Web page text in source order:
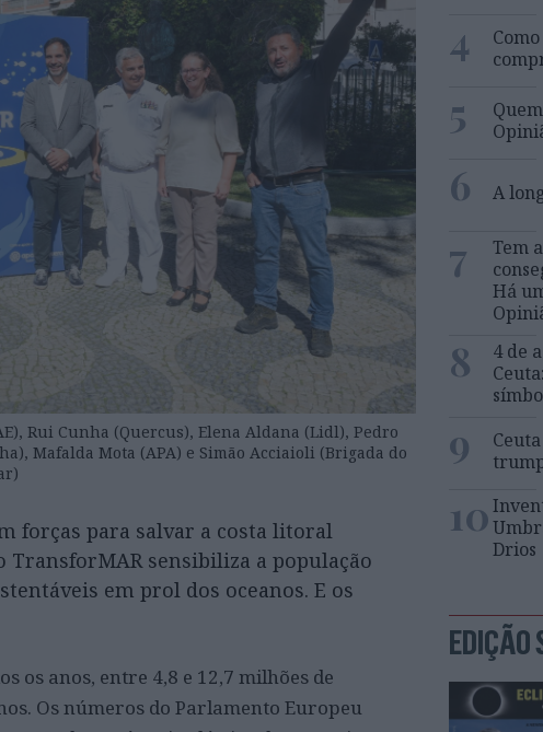
Rui Cunha (Quercus), Elena Aldana (Lidl), Pedro
Mafalda Mota (APA) e Simão Acciaioli (Brigada do
forças para salvar a costa litoral
sensibiliza a população
em prol dos oceanos. E os
os anos, entre 4,8 e 12,7 milhões de
Os números do Parlamento Europeu
4
5
6 A
7
Tem
Há
8
4 de
9
10
Drios
EDIÇÃO